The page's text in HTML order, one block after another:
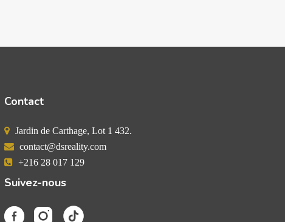
Contact
Jardin de Carthage, Lot 1 432.
contact@dsreality.com
+216 28 017 129
Suivez-nous